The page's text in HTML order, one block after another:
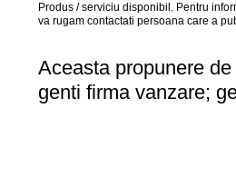
Produs / serviciu disponibil . Pentru
va rugam contactati persoana care a
Aceasta propunere
genti firma vanzare;